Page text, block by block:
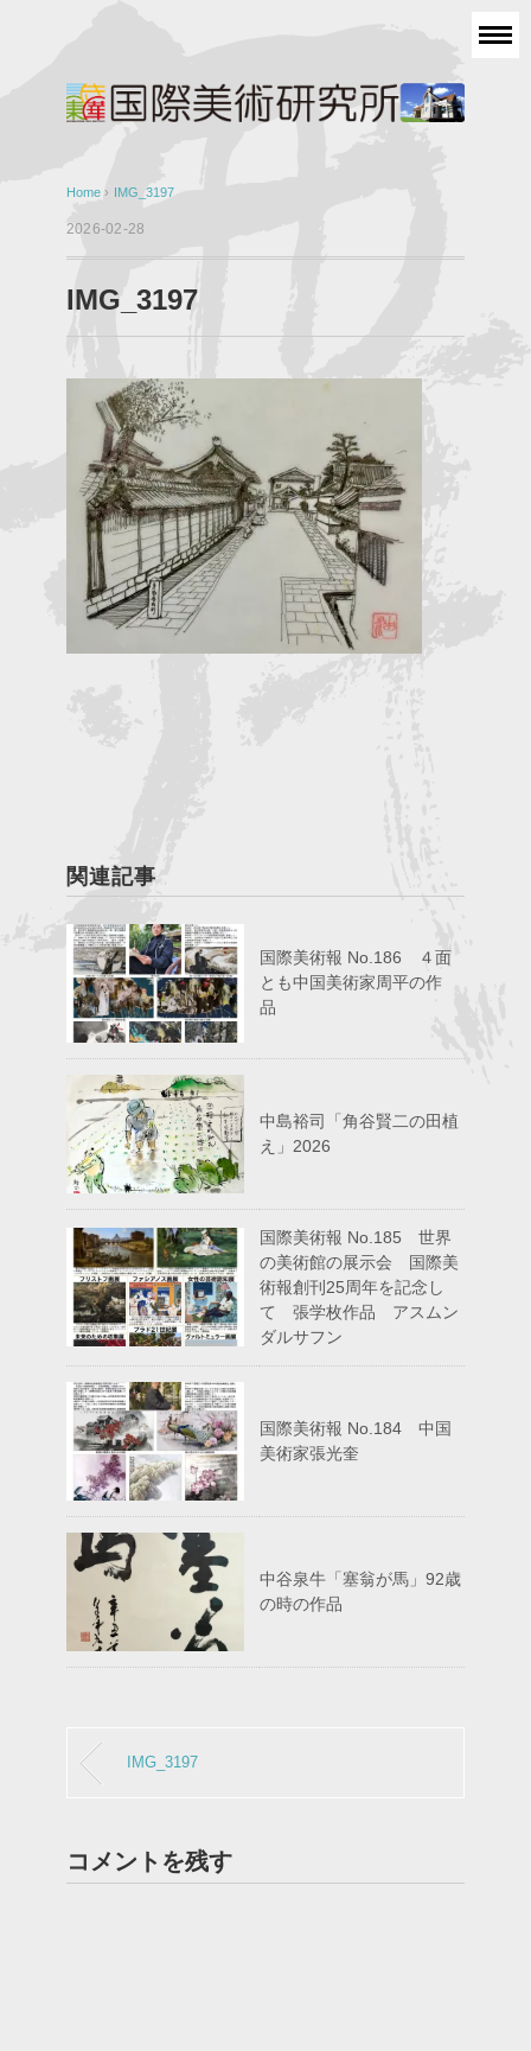
Home › IMG_3197
2026-02-28
IMG_3197
関連記事
国際美術報 No.186 ４面
とも中国美術家周平の作
品
中島裕司「角谷賢二の田植
え」2026
国際美術報 No.185 世界
の美術館の展示会 国際美
術報創刊25周年を記念し
て 張学枚作品 アスムン
ダルサフン
国際美術報 No.184 中国
美術家張光奎
中谷泉牛「塞翁が馬」92歳
の時の作品
IMG_3197
コメントを残す